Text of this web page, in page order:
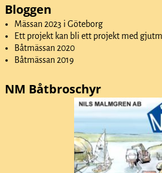
Bloggen
Mässan 2023 i Göteborg
Ett projekt kan bli ett projekt med
Båtmässan 2020
Båtmässan 2019
NM Båtbroschyr